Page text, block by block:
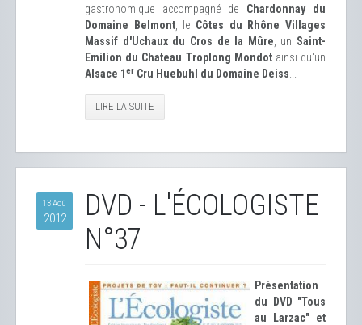
gastronomique accompagné de Chardonnay du
Domaine Belmont, le Côtes du Rhône Villages
Massif d'Uchaux du Cros de la Mûre , un Saint-
Emilion du Chateau Troplong Mondotainsi qu'un
Alsace 1 er Cru Huebuhl du Domaine Deiss
LIRE LA SUITE
13 Aoû
2012
DVD - L'ÉCOLOGISTE
N°37
Présentation
du DVD "Tous
au Larzac" et